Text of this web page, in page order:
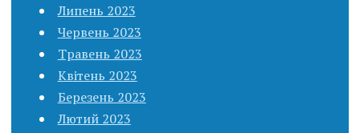
Липень 2023
Червень 2023
Травень 2023
Квітень 2023
Березень 2023
Лютий 2023